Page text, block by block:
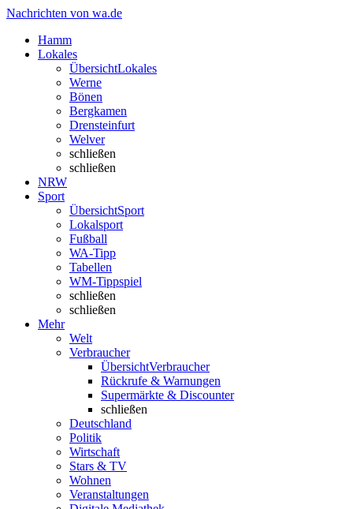
Nachrichten von wa.de
Hamm
Lokales
ÜbersichtLokales
Werne
Bönen
Bergkamen
Drensteinfurt
Welver
schließen
schließen
NRW
Sport
ÜbersichtSport
Lokalsport
Fußball
WA-Tipp
Tabellen
WM-Tippspiel
schließen
schließen
Mehr
Welt
Verbraucher
ÜbersichtVerbraucher
Rückrufe & Warnungen
Supermärkte & Discounter
schließen
Deutschland
Politik
Wirtschaft
Stars & TV
Wohnen
Veranstaltungen